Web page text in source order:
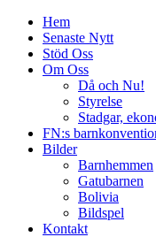
Hem
Senaste Nytt
Stöd Oss
Om Oss
Då och Nu!
Styrelse
Stadgar,
FN:s
Bilder
Barnhemmen
Gatubarnen
Bolivia
Bildspel
Kontakt